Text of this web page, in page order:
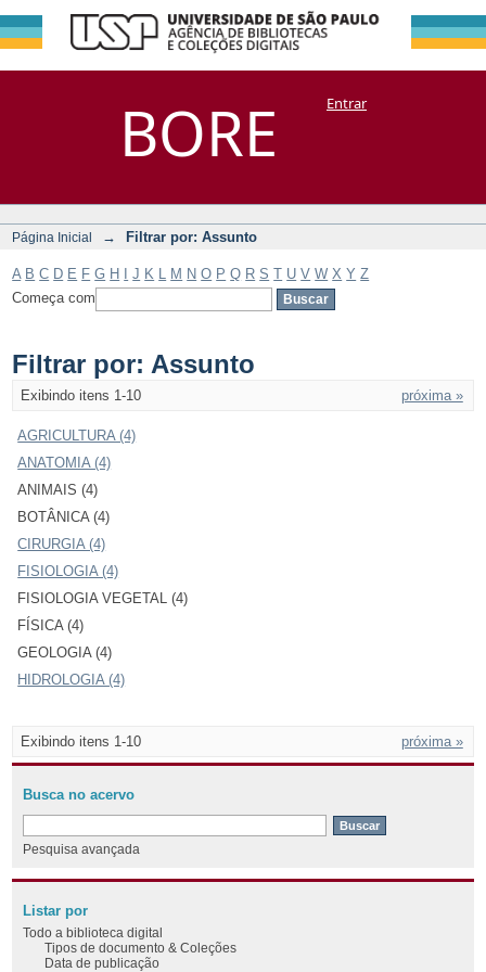
BORE
Filtrar por:
Assunto
DSpace/Manakin + CoriscoEntrar
Página Inicial → Filtrar por: Assunto
A B C D E F G H J K M N O P Q R S T U V W X Y Z
Começa com
Filtrar por: Assunto
Exibindo itens 1-10 próxima »
AGRICULTURA (4)
ANATOMIA (4)
ANIMAIS (4)
BOTÂNICA (4)
CIRURGIA (4)
FISIOLOGIA (4)
FISIOLOGIA VEGETAL (4)
FÍSICA (4)
GEOLOGIA (4)
HIDROLOGIA (4)
Exibindo itens 1-10 próxima »
Busca no acervo
Pesquisa avançada
Listar por
Todo a biblioteca digital
Tipos de documento & Coleções
Data de publicação